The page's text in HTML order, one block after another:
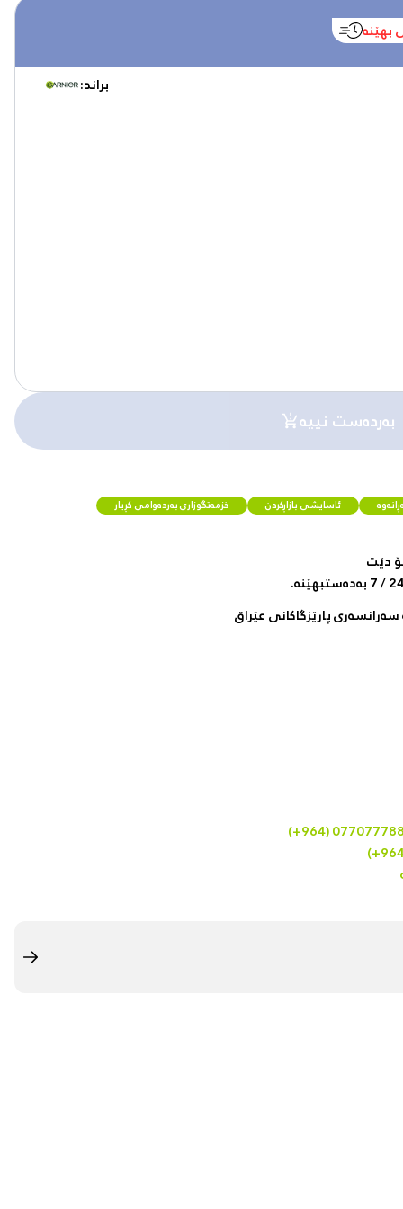
بهێنە
براند:
بەردەست نییە
ئاسایشی بازاڕکردن خزمەتگوزاری بەردەوامی کڕیار
دێت
پارێزگاکانی عێراق
(+964)